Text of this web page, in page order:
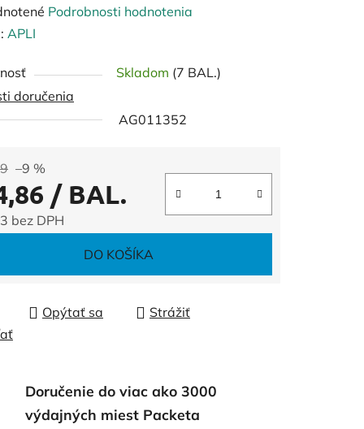
Podrobnosti hodnotenia
APLI
Skladom (7 BAL.)
doručenia
AG011352
–9 %
/ BAL.
bez DPH
DO KOŠÍKA
Opýtať sa
Strážiť
Doručenie do viac ako 3000
výdajných miest Packeta